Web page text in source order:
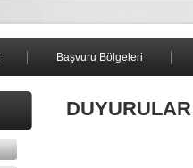
Başvuru Bölgeleri
DUYURULAR